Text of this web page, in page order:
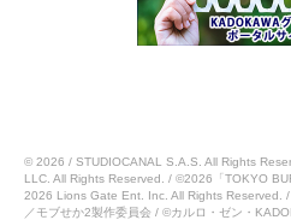
© 2026 / STUDIOCANAL S.A.S. All Rights
LLC. All Rights Reserved. / ©2026「TOKYO
2026 Lions Gate Ent. Inc. All Rights Reserved.
／モブせか2製作委員会 / ©カルロ・ゼン・